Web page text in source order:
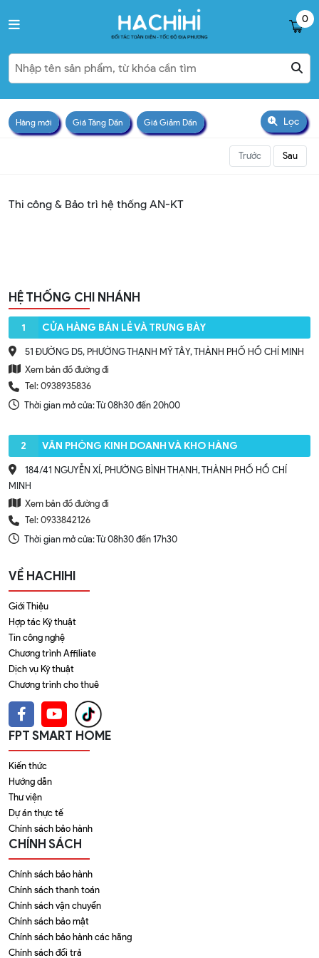
0
Hàng mới Giá Tăng Dần Giá Giảm Dần Lọc
Trước Sau
Thi công & Bảo trì hệ thống AN-KT
HỆ THỐNG CHI NHÁNH
1 CỬA HÀNG BÁN LẺ VÀ TRƯNG BÀY
51 ĐƯỜNG D5, PHƯỜNG THẠNH MỸ TÂY, THÀNH PHỐ HỒ CHÍ MINH
Xem bản đồ đường đi
Tel: 0938935836
Thời gian mở cửa: Từ 08h30 đến 20h00
2 VĂN PHÒNG KINH DOANH VÀ KHO HÀNG
184/41 NGUYỄN XÍ, PHƯỜNG BÌNH THẠNH, THÀNH PHỐ HỒ CHÍ
MINH
Xem bản đồ đường đi
Tel: 0933842126
Thời gian mở cửa: Từ 08h30 đến 17h30
VỀ HACHIHI
Giới Thiệu
Hợp tác Kỹ thuật
Tin công nghệ
Chương trình Affiliate
Dịch vụ Kỹ thuật
Chương trình cho thuê
FPT SMART HOME
Kiến thức
Hướng dẫn
Thư viện
Dự án thực tế
Chính sách bảo hành
CHÍNH SÁCH
Chính sách bảo hành
Chính sách thanh toán
Chính sách vận chuyển
Chính sách bảo mật
Chính sách bảo hành các hãng
Chính sách đổi trả